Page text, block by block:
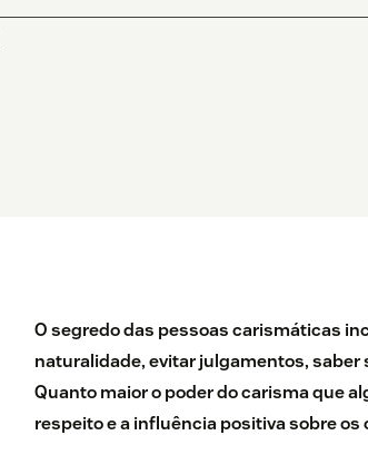
O segredo das pessoas carismáticas
naturalidade, evitar julgamentos,
Quanto maior o poder do carisma que
respeito e a influência positiva sobre os